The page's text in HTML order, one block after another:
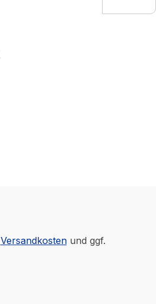
Versandkostenund ggf.